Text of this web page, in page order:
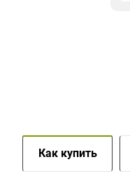
Как купить